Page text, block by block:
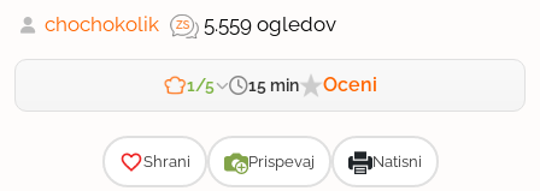
chochokolik 5.559 ogledov
1/5 15 min Oceni
Shrani Prispevaj Natisni